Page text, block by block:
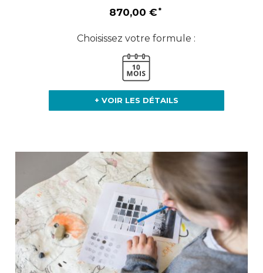
870,00 €
Choisissez votre formule :
+ VOIR LES DÉTAILS